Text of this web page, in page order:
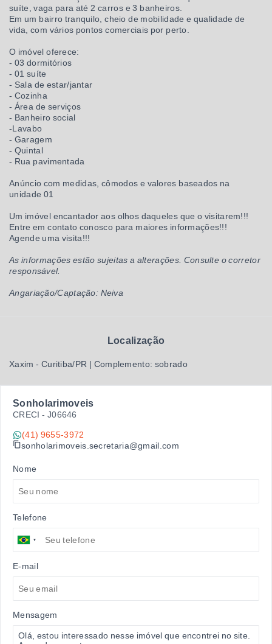
suíte, vaga para até 2 carros e 3 banheiros.
Em um bairro tranquilo, cheio de mobilidade e qualidade de
vida, com vários pontos comerciais por perto.
O imóvel oferece:
- 03 dormitórios
- 01 suíte
- Sala de estar/jantar
- Cozinha
- Área de serviços
- Banheiro social
-Lavabo
- Garagem
- Quintal
- Rua pavimentada
Anúncio com medidas, cômodos e valores baseados na
unidade 01
Um imóvel encantador aos olhos daqueles que o visitarem!!!
Entre em contato conosco para maiores informações!!!
Agende uma visita!!!
As informações estão sujeitas a alterações. Consulte o corretor
responsável.
Angariação/Captação: Neiva
Localização
Xaxim - Curitiba/PR | Complemento: sobrado
Sonholarimoveis
CRECI - J06646
(41) 9655-3972
sonholarimoveis.secretaria@gmail.com
Nome
Telefone
E-mail
Mensagem